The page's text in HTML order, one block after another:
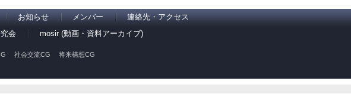
お知らせ メンバー
連絡先・アクセス
会
mosir (動画・資料アーカイブ)
社会交流CG
将来構想CG